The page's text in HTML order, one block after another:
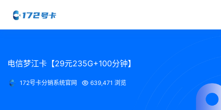
电信梦江卡【29元235G+100分钟】
172号卡分销系统官网 639,471 浏览